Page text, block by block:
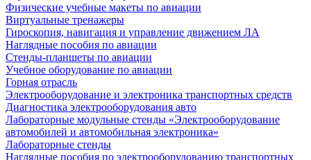
Физические учебные макеты по авиации
Виртуальные тренажеры
Гироскопия, навигация и управление движением ЛА
Наглядные пособия по авиации
Стенды-планшеты по авиации
Учебное оборудование по авиации
Горная отрасль
Электрооборудование и электроника транспортных средств
Диагностика электрооборудования авто
Лабораторные модульные стенды «Электрооборудование
автомобилей и автомобильная электроника»
Лабораторные стенды
Наглядные пособия по электрооборудованию транспортных